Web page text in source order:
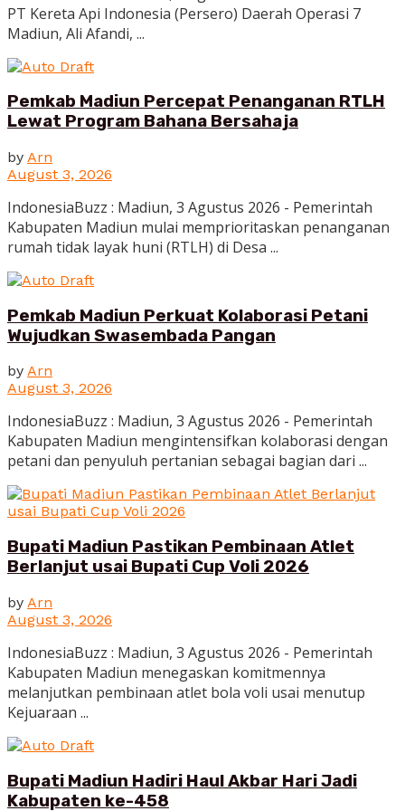
PT Kereta Api Indonesia (Persero) Daerah Operasi 7
Madiun, Ali Afandi, ...
Pemkab Madiun Percepat Penanganan RTLH
Lewat Program Bahana Bersahaja
by Arn
August 3, 2026
IndonesiaBuzz : Madiun, 3 Agustus 2026 - Pemerintah
Kabupaten Madiun mulai memprioritaskan penanganan
rumah tidak layak huni (RTLH) di Desa ...
Pemkab Madiun Perkuat Kolaborasi Petani
Wujudkan Swasembada Pangan
by Arn
August 3, 2026
IndonesiaBuzz : Madiun, 3 Agustus 2026 - Pemerintah
Kabupaten Madiun mengintensifkan kolaborasi dengan
petani dan penyuluh pertanian sebagai bagian dari ...
Bupati Madiun Pastikan Pembinaan Atlet
Berlanjut usai Bupati Cup Voli 2026
by Arn
August 3, 2026
IndonesiaBuzz : Madiun, 3 Agustus 2026 - Pemerintah
Kabupaten Madiun menegaskan komitmennya
melanjutkan pembinaan atlet bola voli usai menutup
Kejuaraan ...
Bupati Madiun Hadiri Haul Akbar Hari Jadi
Kabupaten ke-458